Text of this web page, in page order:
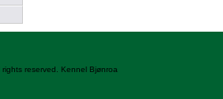
reserved. Kennel Bjønroa